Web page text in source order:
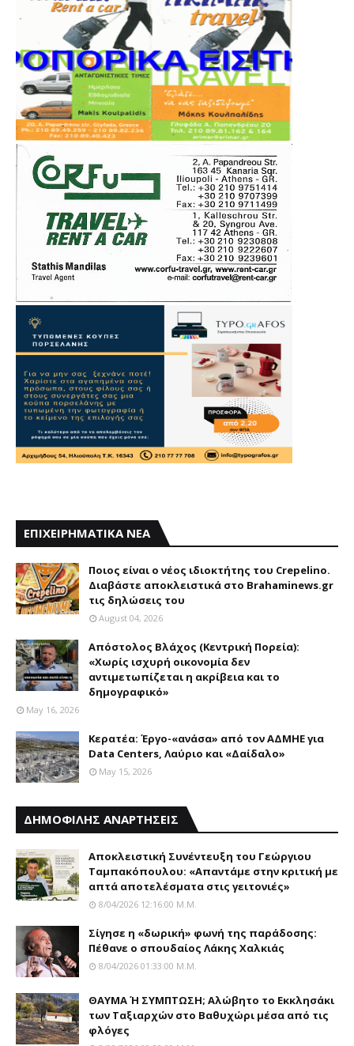
ΕΠΙΧΕΙΡΗΜΑΤΙΚΑ ΝΕΑ
Ποιος είναι ο νέος ιδιοκτήτης του Crepelino.
Διαβάστε αποκλειστικά στο Brahaminews.gr
τις δηλώσεις του
August 04, 2026
Απόστολος Βλάχος (Κεντρική Πορεία):
«Χωρίς ισχυρή οικονομία δεν
αντιμετωπίζεται η ακρίβεια και το
δημογραφικό»
May 16, 2026
Κερατέα: Έργο-«ανάσα» από τον ΑΔΜΗΕ για
Data Centers, Λαύριο και «Δαίδαλο»
May 15, 2026
ΔΗΜΟΦΙΛΗΣ ΑΝΑΡΤΗΣΕΙΣ
Αποκλειστική Συνέντευξη του Γεώργιου
Ταμπακόπουλου: «Απαντάμε στην κριτική με
απτά αποτελέσματα στις γειτονιές»
8/04/2026 12:16:00 Μ.μ.
Σίγησε η «δωρική» φωνή της παράδοσης:
Πέθανε o σπουδαίος Λάκης Xαλκιάς
8/04/2026 01:33:00 Μ.μ.
ΘΑΥΜΑ Ή ΣΥΜΠΤΩΣΗ; Aλώβητο το Eκκλησάκι
των Tαξιαρχών στο Bαθυχώρι μέσα από τις
φλόγες